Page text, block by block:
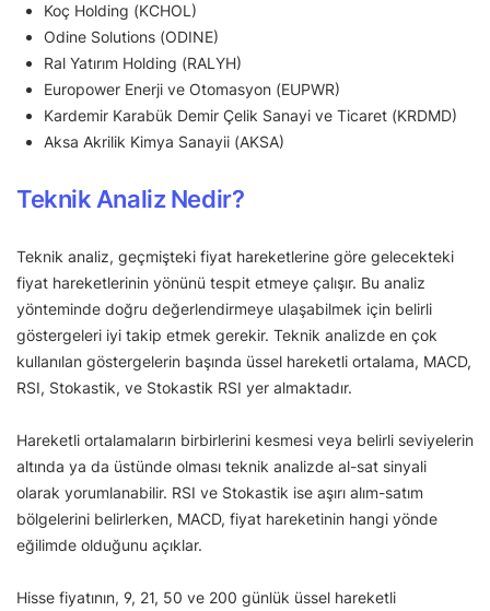
Koç Holding (KCHOL)
Odine Solutions (ODINE)
Ral Yatırım Holding (RALYH)
Europower Enerji ve Otomasyon (EUPWR)
Kardemir Karabük Demir Çelik Sanayi ve Ticaret (KRDMD)
Aksa Akrilik Kimya Sanayii (AKSA)
Teknik Analiz Nedir?
Teknik analiz, geçmişteki fiyat hareketlerine göre gelecekteki
fiyat hareketlerinin yönünü tespit etmeye çalışır. Bu analiz
yönteminde doğru değerlendirmeye ulaşabilmek için belirli
göstergeleri iyi takip etmek gerekir. Teknik analizde en çok
kullanılan göstergelerin başında üssel hareketli ortalama, MACD,
RSI, Stokastik, ve Stokastik RSI yer almaktadır.
Hareketli ortalamaların birbirlerini kesmesi veya belirli seviyelerin
altında ya da üstünde olması teknik analizde al-sat sinyali
olarak yorumlanabilir. RSI ve Stokastik ise aşırı alım-satım
bölgelerini belirlerken, MACD, fiyat hareketinin hangi yönde
eğilimde olduğunu açıklar.
Hisse fiyatının, 9, 21, 50 ve 200 günlük üssel hareketli